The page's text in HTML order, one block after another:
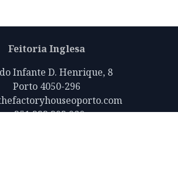
Feitoria Inglesa
Infante D. Henrique, 8
Porto 4050-296
+351 223 392 980